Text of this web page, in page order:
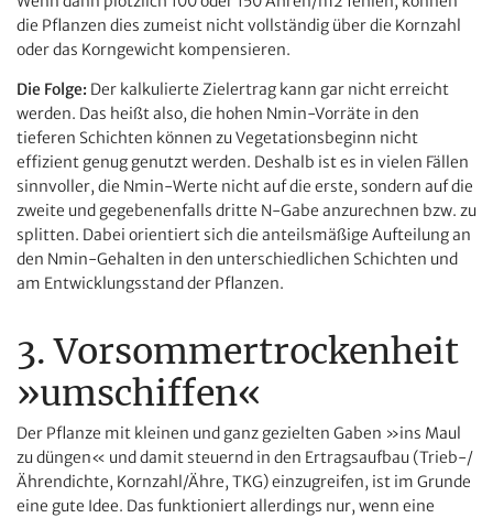
die Pflanzen dies zumeist nicht vollständig über die Kornzahl
oder das Korngewicht kompensieren.
Die Folge: Der kalkulierte Zielertrag kann gar nicht erreicht
werden. Das heißt also, die hohen Nmin-Vorräte in den
tieferen Schichten können zu Vegetationsbeginn nicht
effizient genug genutzt werden. Deshalb ist es in vielen Fällen
sinnvoller, die Nmin-Werte nicht auf die erste, sondern auf die
zweite und gegebenenfalls dritte N-Gabe anzurechnen bzw. zu
splitten. Dabei orientiert sich die anteilsmäßige Aufteilung an
den Nmin-Gehalten in den unterschiedlichen Schichten und
am Entwicklungsstand der Pflanzen.
3. Vorsommertrockenheit
»umschiffen«
Der Pflanze mit kleinen und ganz gezielten Gaben »ins Maul
zu düngen« und damit steuernd in den Ertragsaufbau (Trieb-/
Ährendichte, Kornzahl/Ähre, TKG) einzugreifen, ist im Grunde
eine gute Idee. Das funktioniert allerdings nur, wenn eine